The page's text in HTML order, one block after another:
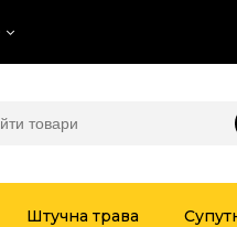
Штучна трава